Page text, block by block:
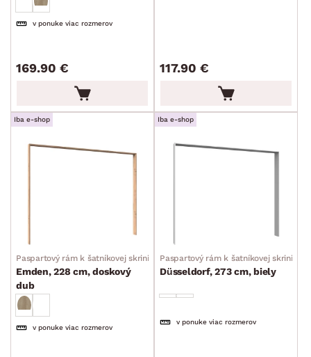
DEKOR
cm max.
min. cm
MATERIÁL
ŠTÝL
MIESTNOSŤ
ZNAČKA
SKLADOVOSŤ
v ponuke viac rozmerov
169.90 € 117.90 €
Iba e-shop
Paspartový rám k šatníkovej skrini
Emden, 228 cm, doskový
dub
v ponuke viac rozmerov
Iba e-shop
Paspartový rám k šatníkovej skrini
Düsseldorf, 273 cm, biely
v ponuke viac rozmerov